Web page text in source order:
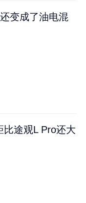
变成了油电混
比途观L Pro还大